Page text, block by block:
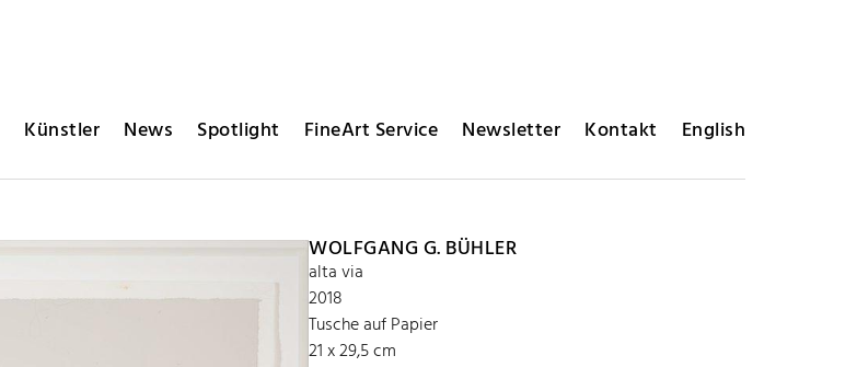
Künstler News Spotlight FineArt Service Newsletter Kontakt English
WOLFGANG G. BÜHLER
alta via
2018
Tusche auf Papier
21 x 29,5 cm